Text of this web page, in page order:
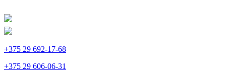
+375 29 692-17-68
+375 29 606-06-31